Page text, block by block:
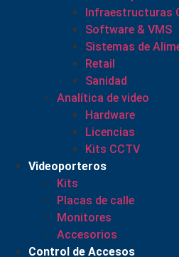
Infraestructuras
Software & VMS
Sistemas de
Retail
Sanidad
Analítica de video
Hardware
Licencias
Kits CCTV
Videoporteros
Kits
Placas de calle
Monitores
Accesorios
Control de Accesos